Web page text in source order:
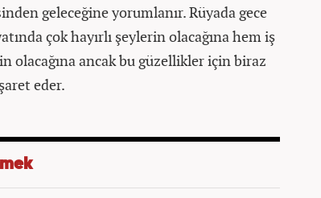
geleceğine yorumlanır. Rüyada gece
çok hayırlı şeylerin olacağına hem iş
olacağına ancak bu güzellikler için biraz
eder.